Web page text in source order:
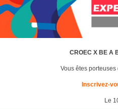
CROEC X BE A
Vous êtes
Inscrivez-
Le